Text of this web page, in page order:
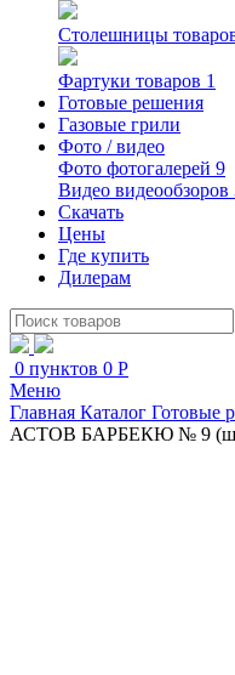
Столешницы
Фартуки товаров 1
Готовые решения
Газовые грили
Фото / видео
Фото фотогалерей 9
Видео видеообзоров
Скачать
Цены
Где купить
Дилерам
0 пунктов 0 Р
Меню
Главная Каталог Готовые
АСТОВ БАРБЕКЮ № 9